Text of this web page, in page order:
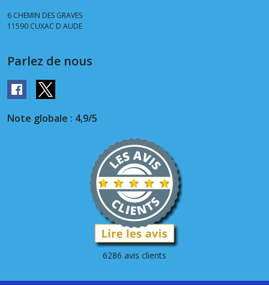
6 CHEMIN DES GRAVES
11590 CUXAC D AUDE
Parlez de nous
Note globale : 4,9/5
6286 avis clients